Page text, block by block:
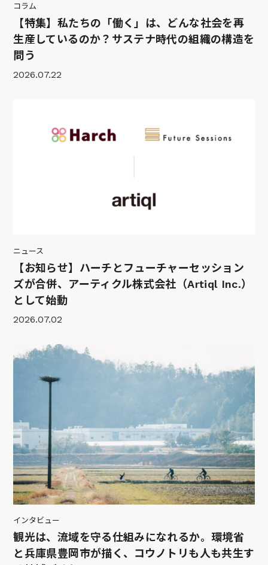
コラム
【特集】私たちの「働く」は、どんな社会を再
生産しているのか？サステナ時代の組織の構造を
問う
2026.07.22
ニュース
【お知らせ】ハーチとフューチャーセッション
ズが合併、アーティクル株式会社（Artiql Inc.）
として始動
2026.07.02
インタビュー
観光は、流域を守る仕組みになれるか。環境省
と兵庫県豊岡市が描く、コウノトリも人も共生す